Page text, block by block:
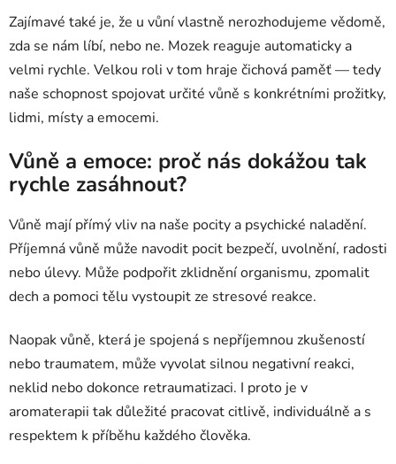
Zajímavé také je, že u vůní vlastně nerozhodujeme vědomě,
zda se nám líbí, nebo ne. Mozek reaguje automaticky a
velmi rychle. Velkou roli v tom hraje čichová paměť — tedy
naše schopnost spojovat určité vůně s konkrétními prožitky,
lidmi, místy a emocemi.
Vůně a emoce: proč nás dokážou tak
rychle zasáhnout?
Vůně mají přímý vliv na naše pocity a psychické naladění.
Příjemná vůně může navodit pocit bezpečí, uvolnění, radosti
nebo úlevy. Může podpořit zklidnění organismu, zpomalit
dech a pomoci tělu vystoupit ze stresové reakce.
Naopak vůně, která je spojená s nepříjemnou zkušeností
nebo traumatem, může vyvolat silnou negativní reakci,
neklid nebo dokonce retraumatizaci. I proto je v
aromaterapii tak důležité pracovat citlivě, individuálně a s
respektem k příběhu každého člověka.